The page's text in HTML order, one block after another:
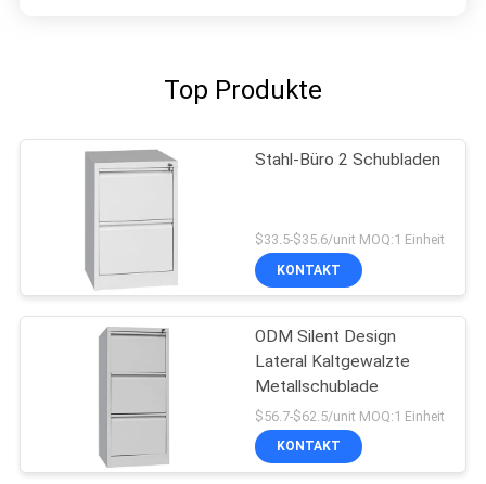
Top Produkte
Stahl-Büro 2 Schubladen
$33.5-$35.6/unit MOQ:1 Einheit
KONTAKT
ODM Silent Design
Lateral Kaltgewalzte
Metallschublade
$56.7-$62.5/unit MOQ:1 Einheit
KONTAKT